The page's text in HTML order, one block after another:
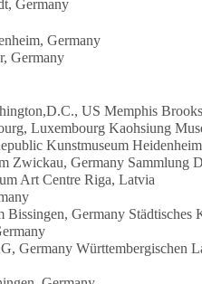
Germany
Germany
Germany
US Memphis
Luxembourg Kaohsiung
Kunstmuseum
Zwickau, Germany Sammlung
Art Centre Riga, Latvia
Bissingen, Germany Städtisches
Germany Württembergischen